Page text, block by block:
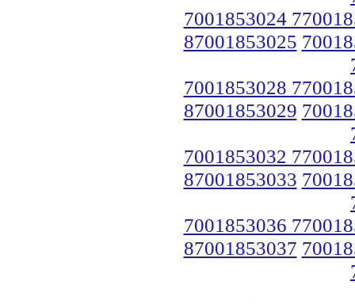
7001853024
87001853025
7001853028
87001853029
7001853032
87001853033
7001853036
87001853037